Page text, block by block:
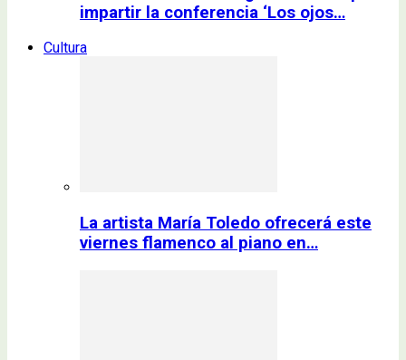
impartir la conferencia ‘Los ojos…
Cultura
La artista María Toledo ofrecerá este
viernes flamenco al piano en…